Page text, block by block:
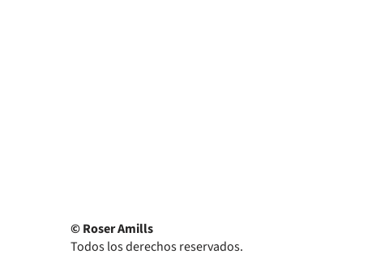
© Roser Amills
Todos los derechos reservados.